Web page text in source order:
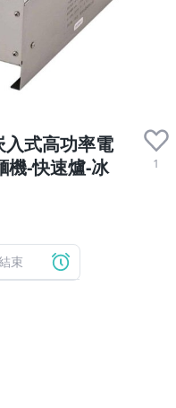
式高功率電
機-快速爐-冰
1
束